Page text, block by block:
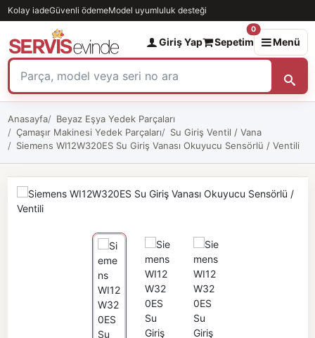
Kolay iadeGüvenli ödemeModel uyumluluk desteği
Giriş Yap Sepetim
0
Menü
Anasayfa
Beyaz Eşya Yedek Parçaları
Çamaşır Makinesi Yedek Parçaları
Su Giriş Ventil / Vana
Siemens WI12W320ES Su Giriş Vanası Okuyucu Sensörlü / Ventili